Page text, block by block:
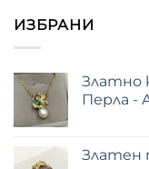
ИЗБРАНИ
Златно
Перла -
Златен